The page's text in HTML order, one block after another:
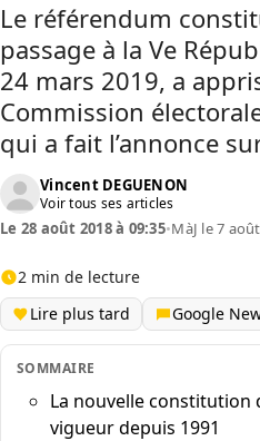
Le référendum
passage à la Ve
24 mars 2019, a
Commission
qui a fait l’annonce
Vincent DEGUENON
Voir tous ses articles
Le 28 août 2018 à 09:35•MàJ le 7
2 min de lecture
Lire plus tard
Google
SOMMAIRE
La nouvelle constitution
vigueur depuis 1991